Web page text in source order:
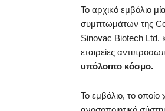
Το αρχικό εμβόλιο
συμπτωμάτων της
Sinovac Biotech Ltd.
εταιρείες
υπόλοιπο κόσμο.
Το εμβόλιο, το οποίο